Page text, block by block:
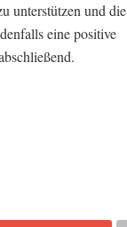
unterstützen und die
eine positive